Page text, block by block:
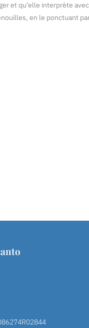
et qu’elle interprète
en le ponctuant